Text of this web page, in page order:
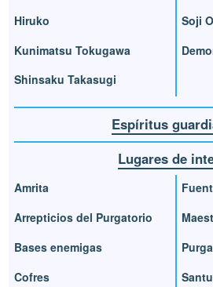
Hiruko
Kunimatsu Tokugawa
Shinsaku Takasugi
Soji
Espíritus
Lugares de
Amrita
Arrepticios del Purgatorio
Bases enemigas
Cofres